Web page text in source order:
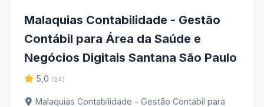
Malaquias Contabilidade - Gestão
Contábil para Área da Saúde e
Negócios Digitais Santana São Paulo
5,0 (24)
Malaquias Contabilidade - Gestão Contábil para